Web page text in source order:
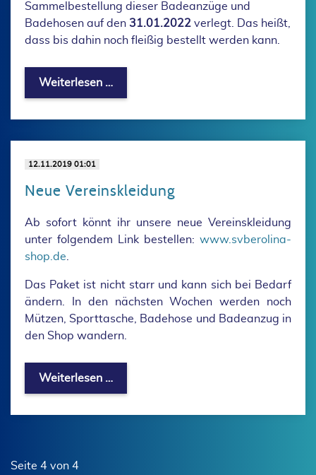
Sammelbestellung dieser Badeanzüge und
Badehosen auf den 31.01.2022 verlegt. Das heißt,
dass bis dahin noch fleißig bestellt werden kann.
Weiterlesen …
12.11.2019 01:01
Neue Vereinskleidung
Ab sofort könnt ihr unsere neue Vereinskleidung
unter folgendem Link bestellen: www.svberolina-
shop.de
Das Paket ist nicht starr und kann sich bei Bedarf
ändern. In den nächsten Wochen werden noch
Mützen, Sporttasche, Badehose und Badeanzug in
den Shop wandern.
Weiterlesen …
Seite 4 von 4